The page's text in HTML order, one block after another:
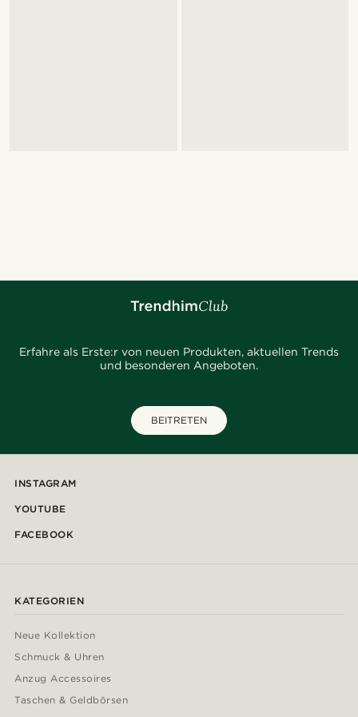
Erfahre als Erste:r von neuen Produkten, aktuellen Trends
und besonderen Angeboten.
BEITRETEN
INSTAGRAM
YOUTUBE
FACEBOOK
KATEGORIEN
Neue Kollektion
Schmuck & Uhren
Anzug Accessoires
Taschen & Geldbörsen